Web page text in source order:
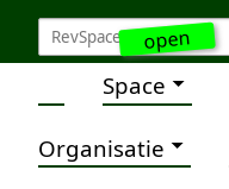
open
Space
Organisatie